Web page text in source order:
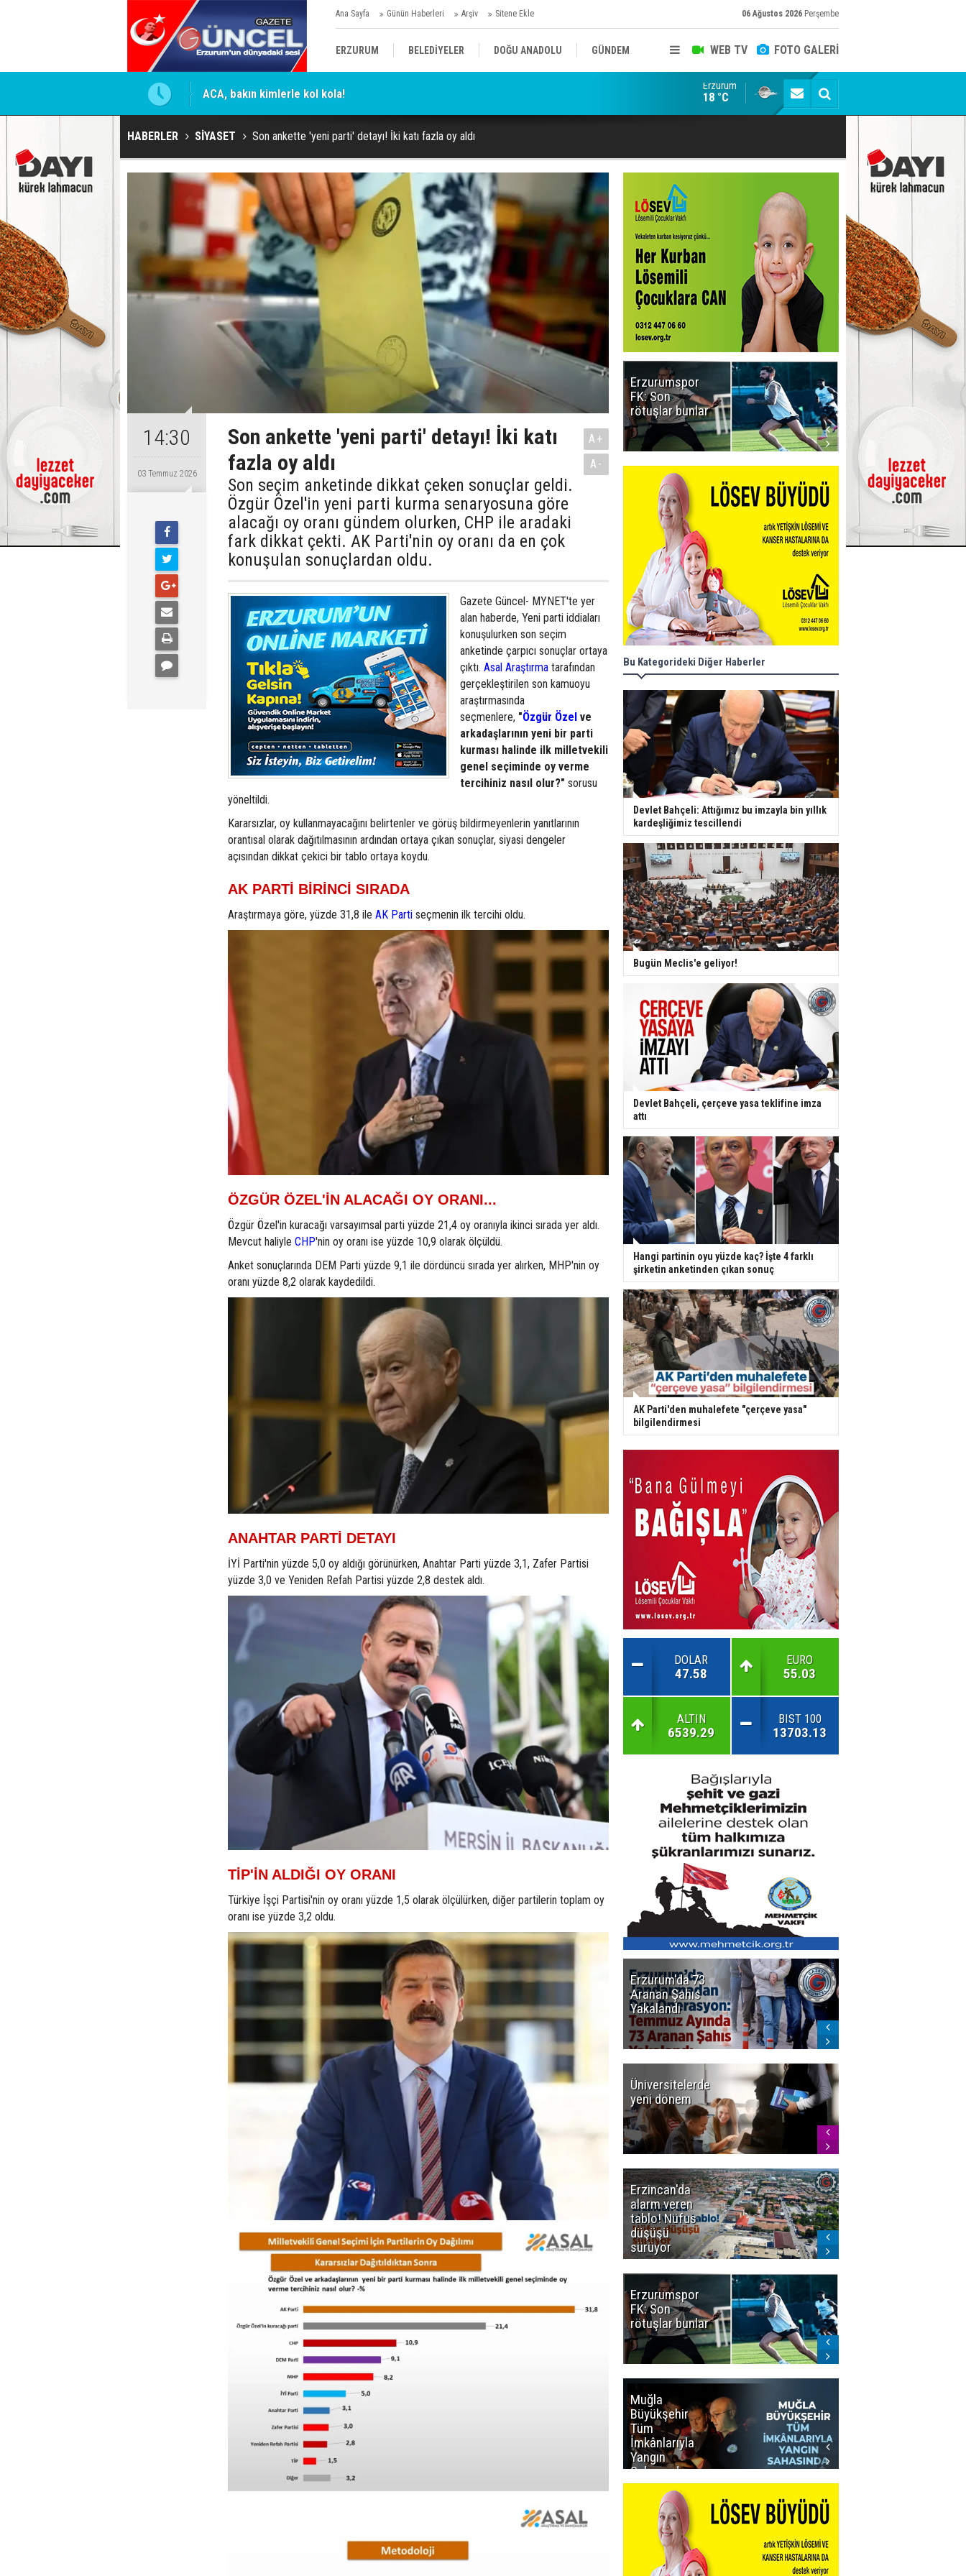
Ana Sayfa Günün Haberleri Arşiv Sitene Ekle 06 Ağustos 2026 Perşembe
WEB TV FOTO GALERİ
ERZURUM BELEDİYELER DOĞU ANADOLU GÜNDEM
KÜLTÜR/SANAT//MAĞAZİN
için firmaya resmi talimat ACA, bakın kimlerle kol kola! Erzurumspor FK: Son rötuşlar bunlar
Erzurum
18 °C
HABERLER SİYASET Son ankette 'yeni parti' detayı! İki katı fazla oy aldı
14:30
03 Temmuz 2026
Son ankette 'yeni parti' detayı! İki katı
fazla oy aldı
Son seçim anketinde dikkat çeken sonuçlar geldi.
Özgür Özel'in yeni parti kurma senaryosuna göre
alacağı oy oranı gündem olurken, CHP ile aradaki
fark dikkat çekti. AK Parti'nin oy oranı da en çok
konuşulan sonuçlardan oldu.
A+
A-
Gazete Güncel- MYNET'te yer
alan haberde, Yeni parti iddiaları
konuşulurken son seçim
anketinde çarpıcı sonuçlar ortaya
çıktı. Asal Araştırma tarafından
gerçekleştirilen son kamuoyu
araştırmasında
seçmenlere, "Özgür Özel ve
arkadaşlarının yeni bir parti
kurması halinde ilk milletvekili
genel seçiminde oy verme
tercihiniz nasıl olur?" sorusu
yöneltildi.
Kararsızlar, oy kullanmayacağını belirtenler ve görüş bildirmeyenlerin yanıtlarının
orantısal olarak dağıtılmasının ardından ortaya çıkan sonuçlar, siyasi dengeler
açısından dikkat çekici bir tablo ortaya koydu.
AK PARTİ BİRİNCİ SIRADA
Araştırmaya göre, yüzde 31,8 ile AK Parti seçmenin ilk tercihi oldu.
ÖZGÜR ÖZEL'İN ALACAĞI OY ORANI...
Özgür Özel'in kuracağı varsayımsal parti yüzde 21,4 oy oranıyla ikinci sırada yer aldı.
Mevcut haliyle CHP'nin oy oranı ise yüzde 10,9 olarak ölçüldü.
Anket sonuçlarında DEM Parti yüzde 9,1 ile dördüncü sırada yer alırken, MHP'nin oy
oranı yüzde 8,2 olarak kaydedildi.
ANAHTAR PARTİ DETAYI
İYİ Parti'nin yüzde 5,0 oy aldığı görünürken, Anahtar Parti yüzde 3,1, Zafer Partisi
yüzde 3,0 ve Yeniden Refah Partisi yüzde 2,8 destek aldı.
TİP'İN ALDIĞI OY ORANI
Türkiye İşçi Partisi'nin oy oranı yüzde 1,5 olarak ölçülürken, diğer partilerin toplam oy
oranı ise yüzde 3,2 oldu.
Erzurumspor
FK: Son
rötuşlar bunlar
Bu Kategorideki Diğer Haberler
Devlet Bahçeli: Attığımız bu imzayla bin yıllık
kardeşliğimiz tescillendi
Bugün Meclis'e geliyor!
Devlet Bahçeli, çerçeve yasa teklifine imza
attı
Hangi partinin oyu yüzde kaç? İşte 4 farklı
şirketin anketinden çıkan sonuç
AK Parti'den muhalefete "çerçeve yasa"
bilgilendirmesi
DOLAR
47.58
EURO
55.03
ALTIN
6539.29
BIST 100
13703.13
Erzurum'da 73
Aranan Şahıs
Yakalandı
Üniversitelerde
yeni dönem
Erzincan'da
alarm veren
tablo! Nüfus
düşüşü
sürüyor
Erzurumspor
FK: Son
rötuşlar bunlar
Muğla
Büyükşehir
Tüm
İmkânlarıyla
Yangın
Sahasında